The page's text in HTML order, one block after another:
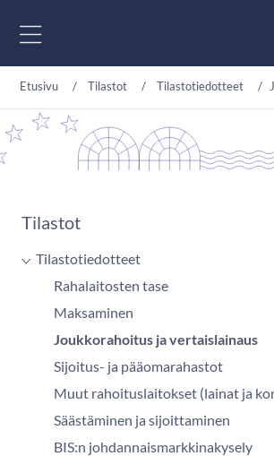
Etusivu Tilastot Tilastotiedotteet
Tilastot
Tilastotiedotteet
Rahalaitosten tase
Maksaminen
Joukkorahoitus ja vertaislainaus
Sijoitus- ja pääomarahastot
Muut rahoituslaitokset (lainat ja
Säästäminen ja sijoittaminen
BIS:n johdannaismarkkinakysely